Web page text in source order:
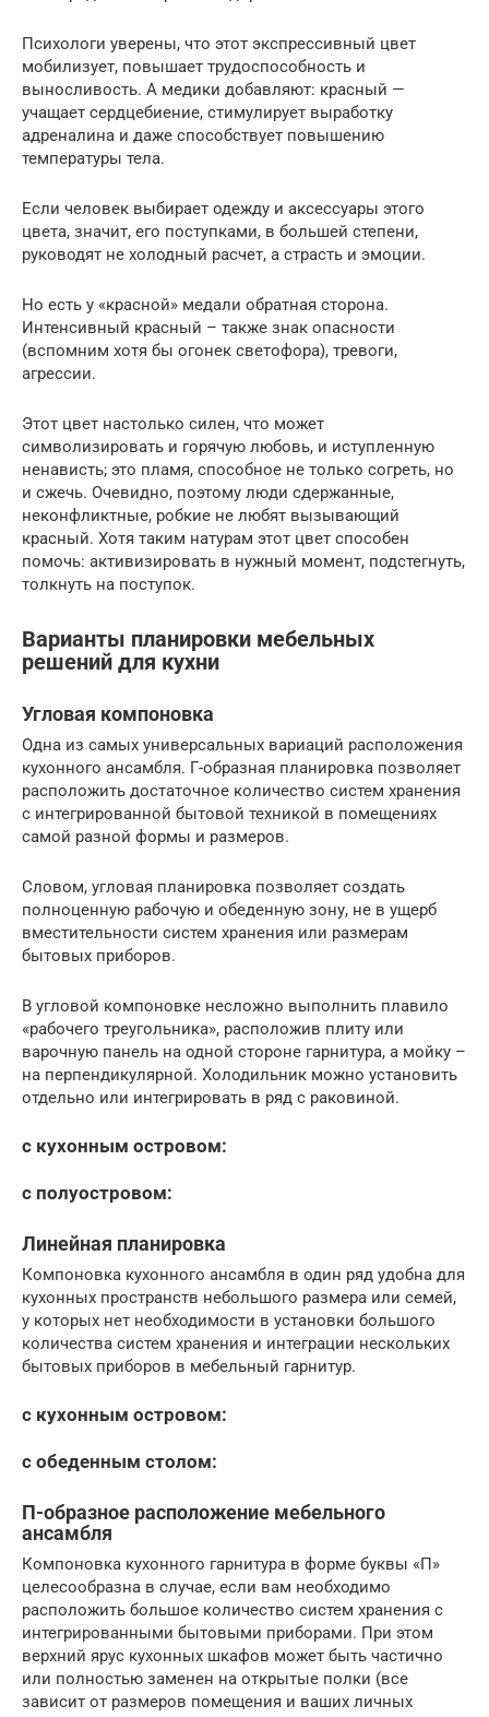
Психологи уверены, что этот экспрессивный цвет
мобилизует, повышает трудоспособность и
выносливость. А медики добавляют: красный —
учащает сердцебиение, стимулирует выработку
адреналина и даже способствует повышению
температуры тела.
Если человек выбирает одежду и аксессуары этого
цвета, значит, его поступками, в большей степени,
руководят не холодный расчет, а страсть и эмоции.
Но есть у «красной» медали обратная сторона.
Интенсивный красный – также знак опасности
(вспомним хотя бы огонек светофора), тревоги,
агрессии.
Этот цвет настолько силен, что может
символизировать и горячую любовь, и иступленную
ненависть; это пламя, способное не только согреть, но
и сжечь. Очевидно, поэтому люди сдержанные,
неконфликтные, робкие не любят вызывающий
красный. Хотя таким натурам этот цвет способен
помочь: активизировать в нужный момент, подстегнуть,
толкнуть на поступок.
Варианты планировки мебельных
решений для кухни
Угловая компоновка
Одна из самых универсальных вариаций расположения
кухонного ансамбля. Г-образная планировка позволяет
расположить достаточное количество систем хранения
с интегрированной бытовой техникой в помещениях
самой разной формы и размеров.
Словом, угловая планировка позволяет создать
полноценную рабочую и обеденную зону, не в ущерб
вместительности систем хранения или размерам
бытовых приборов.
В угловой компоновке несложно выполнить плавило
«рабочего треугольника», расположив плиту или
варочную панель на одной стороне гарнитура, а мойку –
на перпендикулярной. Холодильник можно установить
отдельно или интегрировать в ряд с раковиной.
с кухонным островом:
с полуостровом:
Линейная планировка
Компоновка кухонного ансамбля в один ряд удобна для
кухонных пространств небольшого размера или семей,
у которых нет необходимости в установки большого
количества систем хранения и интеграции нескольких
бытовых приборов в мебельный гарнитур.
с кухонным островом:
с обеденным столом:
П-образное расположение мебельного
ансамбля
Компоновка кухонного гарнитура в форме буквы «П»
целесообразна в случае, если вам необходимо
расположить большое количество систем хранения с
интегрированными бытовыми приборами. При этом
верхний ярус кухонных шкафов может быть частично
или полностью заменен на открытые полки (все
зависит от размеров помещения и ваших личных